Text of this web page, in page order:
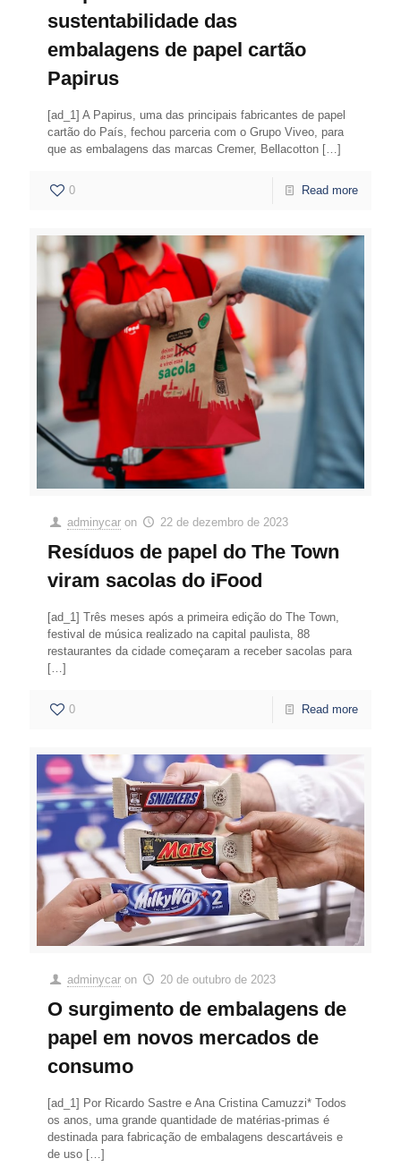
sustentabilidade das
embalagens de papel cartão
Papirus
[ad_1] A Papirus, uma das principais fabricantes de papel
cartão do País, fechou parceria com o Grupo Viveo, para
que as embalagens das marcas Cremer, Bellacotton […]
0 Read more
adminycar on 22 de dezembro de 2023
Resíduos de papel do The Town
viram sacolas do iFood
[ad_1] Três meses após a primeira edição do The Town,
festival de música realizado na capital paulista, 88
restaurantes da cidade começaram a receber sacolas para
[…]
0 Read more
adminycar on 20 de outubro de 2023
O surgimento de embalagens de
papel em novos mercados de
consumo
[ad_1] Por Ricardo Sastre e Ana Cristina Camuzzi* Todos
os anos, uma grande quantidade de matérias-primas é
destinada para fabricação de embalagens descartáveis e
de uso […]